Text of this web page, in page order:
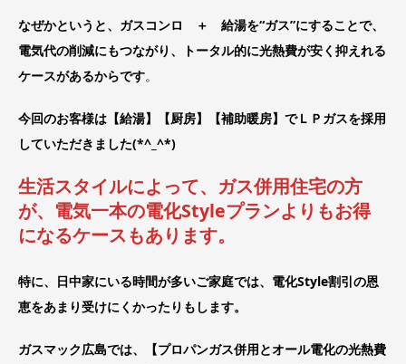
なぜかというと、ガスコンロ ＋ 給湯を“ガス”にすることで、
電気代の削減にもつながり、トータル的に光熱費が安く抑えれる
ケースがあるからです。
今回のお客様は【給湯】【厨房】【補助暖房】でＬＰガスを採用
していただきました(*^_^*)
生活スタイルによって、ガス併用住宅の方
が、電気一本の電化Styleプランよりもお得
になるケースもあります。
特に、日中家にいる時間が多いご家庭では、電化Style割引の恩
恵をあまり受けにくかったりもします。
ガスマック広島では、【プロパンガス併用とオール電化の光熱費